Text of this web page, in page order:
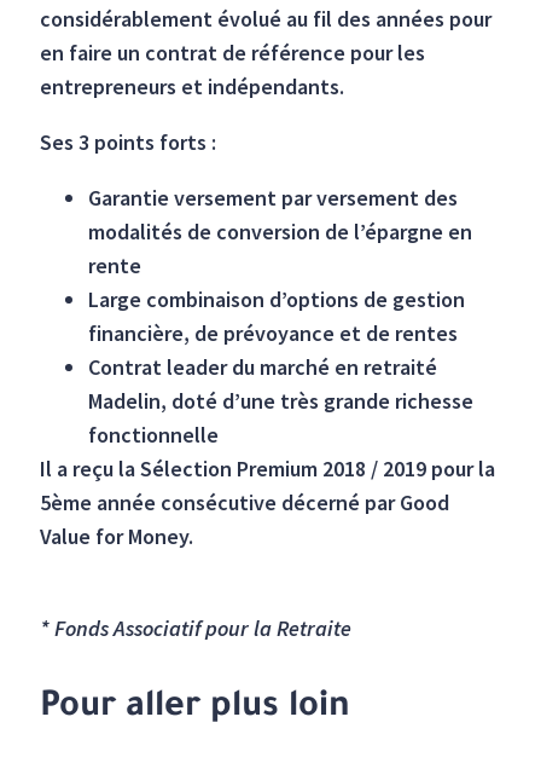
considérablement évolué au fil des années pour
en faire un contrat de référence pour les
entrepreneurs et indépendants.
Ses 3 points forts :
Garantie versement par versement des
modalités de conversion de l’épargne en
rente
Large combinaison d’options de gestion
financière, de prévoyance et de rentes
Contrat leader du marché en retraité
Madelin, doté d’une très grande richesse
fonctionnelle
Il a reçu la Sélection Premium 2018 / 2019 pour la
5ème année consécutive décerné par Good
Value for Money.
* Fonds Associatif pour la Retraite
Pour aller plus loin